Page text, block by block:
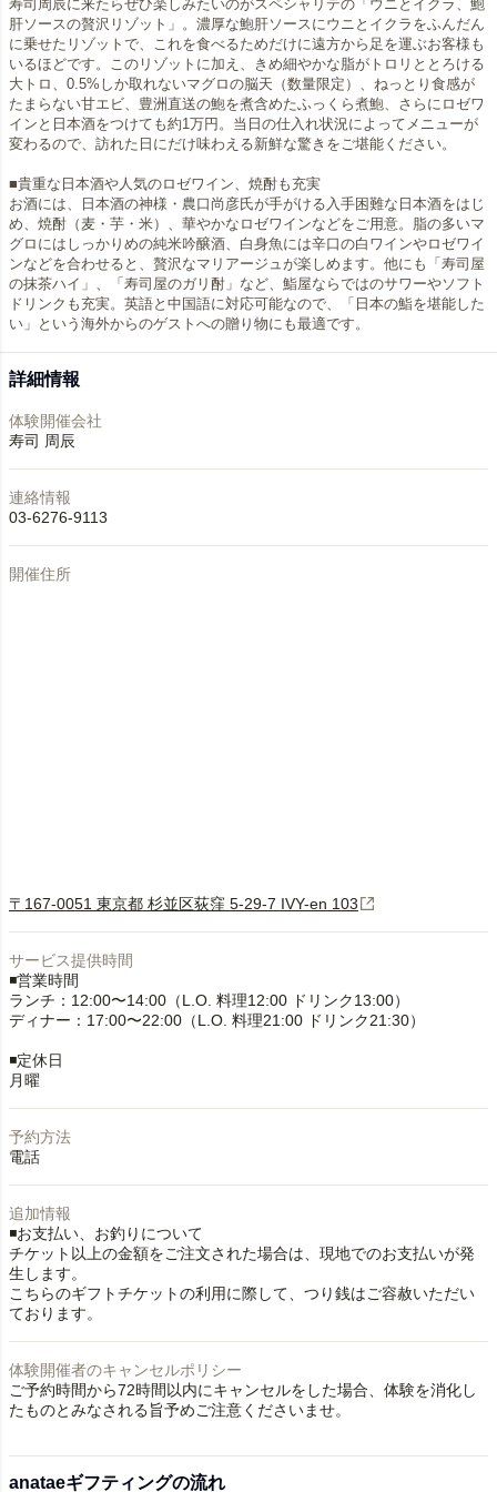
寿司周辰に来たらぜひ楽しみたいのがスペシャリテの「ウニとイクラ、鮑
肝ソースの贅沢リゾット」。濃厚な鮑肝ソースにウニとイクラをふんだん
に乗せたリゾットで、これを食べるためだけに遠方から足を運ぶお客様も
いるほどです。このリゾットに加え、きめ細やかな脂がトロリととろける
大トロ、0.5%しか取れないマグロの脳天（数量限定）、ねっとり食感が
たまらない甘エビ、豊洲直送の鮑を煮含めたふっくら煮鮑、さらにロゼワ
インと日本酒をつけても約1万円。当日の仕入れ状況によってメニューが
変わるので、訪れた日にだけ味わえる新鮮な驚きをご堪能ください。
■貴重な日本酒や人気のロゼワイン、焼酎も充実
お酒には、日本酒の神様・農口尚彦氏が手がける入手困難な日本酒をはじ
め、焼酎（麦・芋・米）、華やかなロゼワインなどをご用意。脂の多いマ
グロにはしっかりめの純米吟醸酒、白身魚には辛口の白ワインやロゼワイ
ンなどを合わせると、贅沢なマリアージュが楽しめます。他にも「寿司屋
の抹茶ハイ」、「寿司屋のガリ酎」など、鮨屋ならではのサワーやソフト
ドリンクも充実。英語と中国語に対応可能なので、「日本の鮨を堪能した
い」という海外からのゲストへの贈り物にも最適です。
詳細情報
体験開催会社
寿司 周辰
連絡情報
03-6276-9113
開催住所
〒167-0051 東京都 杉並区荻窪 5-29-7 IVY-en 103
サービス提供時間
◾️営業時間
ランチ：12:00〜14:00（L.O. 料理12:00 ドリンク13:00）
ディナー：17:00〜22:00（L.O. 料理21:00 ドリンク21:30）
◾️定休日
月曜
予約方法
電話
追加情報
◾️お支払い、お釣りについて
チケット以上の金額をご注文された場合は、現地でのお支払いが発
生します。
こちらのギフトチケットの利用に際して、つり銭はご容赦いただい
ております。
体験開催者のキャンセルポリシー
ご予約時間から72時間以内にキャンセルをした場合、体験を消化し
たものとみなされる旨予めご注意くださいませ。
anataeギフティングの流れ